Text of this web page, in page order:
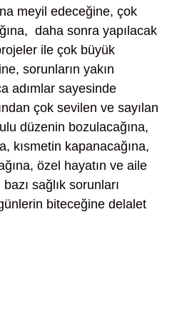
meyil edeceğine, çok
daha sonra yapılacak
ile çok büyük
sorunların yakın
adımlar sayesinde
çok sevilen ve sayılan
düzenin bozulacağına,
kısmetin kapanacağına,
özel hayatın ve aile
sağlık sorunları
biteceğine delalet